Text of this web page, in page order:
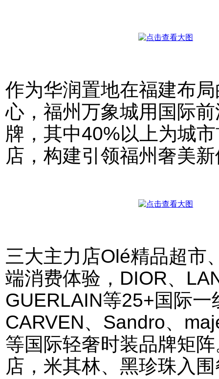
作为华润置地在福建布
心，福州万象城用国际
牌，其中40%以上为城
店，构建引领福州奢美
三大主力店Olé精品超市
端消费体验，DIOR、
GUERLAIN等25+国际
CARVEN、Sandro、
等国际轻奢时装品牌矩
店，米其林、黑珍珠入